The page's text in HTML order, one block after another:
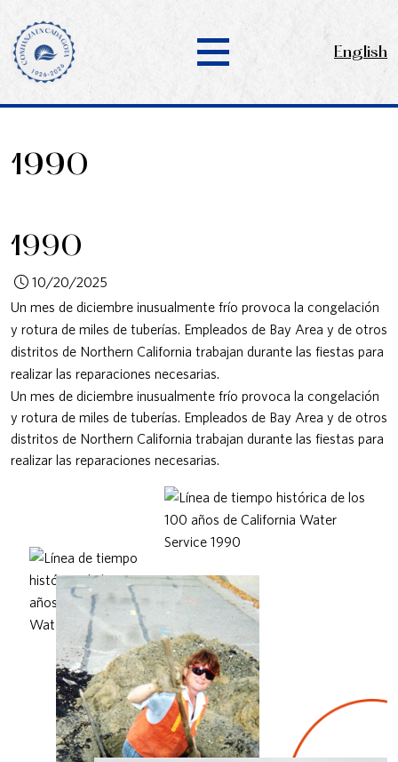
English
1990
1990
10/20/2025
Un mes de diciembre inusualmente frío provoca la congelación
y rotura de miles de tuberías. Empleados de Bay Area y de otros
distritos de Northern California trabajan durante las fiestas para
realizar las reparaciones necesarias.
Un mes de diciembre inusualmente frío provoca la congelación
y rotura de miles de tuberías. Empleados de Bay Area y de otros
distritos de Northern California trabajan durante las fiestas para
realizar las reparaciones necesarias.